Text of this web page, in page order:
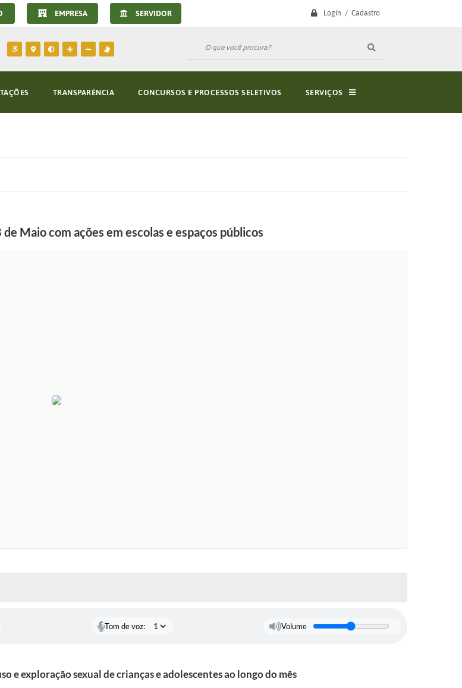
Login / Cadastro
EMPRESA SERVIDOR
TRANSPARÊNCIA CONCURSOS E PROCESSOS SELETIVOS SERVIÇOS
Maio com ações em escolas e espaços públicos
Tom de voz: Volume
e exploração sexual de crianças e adolescentes ao longo do mês